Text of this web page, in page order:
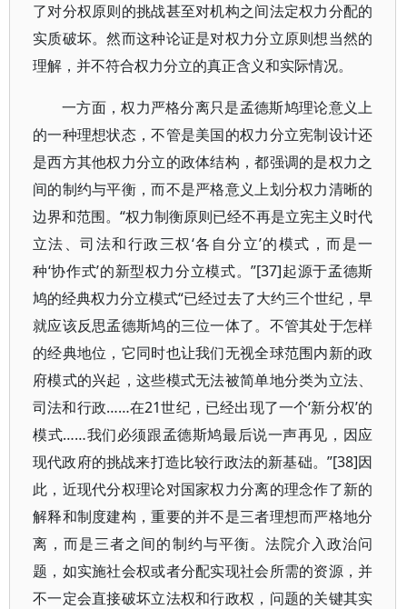
了对分权原则的挑战甚至对机构之间法定权力分配的
实质破坏。然而这种论证是对权力分立原则想当然的
理解，并不符合权力分立的真正含义和实际情况。
一方面，权力严格分离只是孟德斯鸠理论意义上
的一种理想状态，不管是美国的权力分立宪制设计还
是西方其他权力分立的政体结构，都强调的是权力之
间的制约与平衡，而不是严格意义上划分权力清晰的
边界和范围。“权力制衡原则已经不再是立宪主义时代
立法、司法和行政三权‘各自分立’的模式，而是一
种‘协作式’的新型权力分立模式。”[37]起源于孟德斯
鸠的经典权力分立模式“已经过去了大约三个世纪，早
就应该反思孟德斯鸠的三位一体了。不管其处于怎样
的经典地位，它同时也让我们无视全球范围内新的政
府模式的兴起，这些模式无法被简单地分类为立法、
司法和行政……在21世纪，已经出现了一个‘新分权’的
模式……我们必须跟孟德斯鸠最后说一声再见，因应
现代政府的挑战来打造比较行政法的新基础。”[38]因
此，近现代分权理论对国家权力分离的理念作了新的
解释和制度建构，重要的并不是三者理想而严格地分
离，而是三者之间的制约与平衡。法院介入政治问
题，如实施社会权或者分配实现社会所需的资源，并
不一定会直接破坏立法权和行政权，问题的关键其实